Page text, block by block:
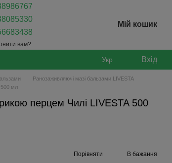
вам?
Мій кошик
Укр Вхід
Ранозаживляючі мазі бальзами LIVESTA
500 мл
перцем Чилі LIVESTA 500
Порівняти В бажання